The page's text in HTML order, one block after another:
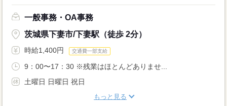
一般事務・OA事務
茨城県下妻市/下妻駅（徒歩 2分）
時給1,400円 交通費一部支給
9：00〜17：30 ※残業はほとんどありませ...
土曜日 日曜日 祝日
もっと見る